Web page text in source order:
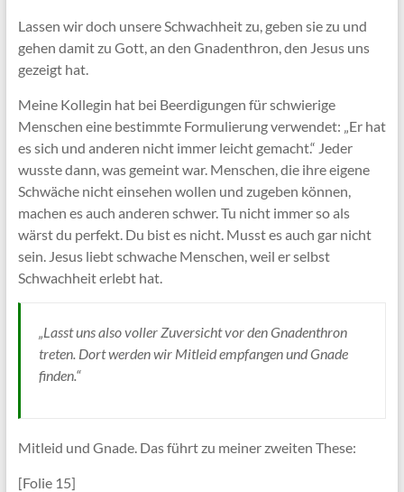
Lassen wir doch unsere Schwachheit zu, geben sie zu und
gehen damit zu Gott, an den Gnadenthron, den Jesus uns
gezeigt hat.
Meine Kollegin hat bei Beerdigungen für schwierige
Menschen eine bestimmte Formulierung verwendet: „Er hat
es sich und anderen nicht immer leicht gemacht.“ Jeder
wusste dann, was gemeint war. Menschen, die ihre eigene
Schwäche nicht einsehen wollen und zugeben können,
machen es auch anderen schwer. Tu nicht immer so als
wärst du perfekt. Du bist es nicht. Musst es auch gar nicht
sein. Jesus liebt schwache Menschen, weil er selbst
Schwachheit erlebt hat.
„Lasst uns also voller Zuversicht vor den Gnadenthron
treten. Dort werden wir Mitleid empfangen und Gnade
finden.“
Mitleid und Gnade. Das führt zu meiner zweiten These:
[Folie 15]